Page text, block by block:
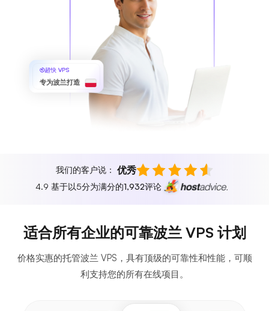
超快 VPS
专为波兰打造
我们的客户说： 优秀
4.9 基于以5分为满分的1,932评论
适合所有企业的可靠波兰 VPS 计划
价格实惠的托管波兰 VPS，具有顶级的可靠性和性能，可顺
利支持您的所有在线项目。